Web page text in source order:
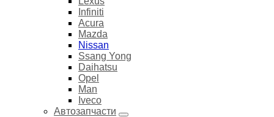
Infiniti
Acura
Mazda
Nissan
Ssang Yong
Daihatsu
Opel
Man
Iveco
Автозапчасти